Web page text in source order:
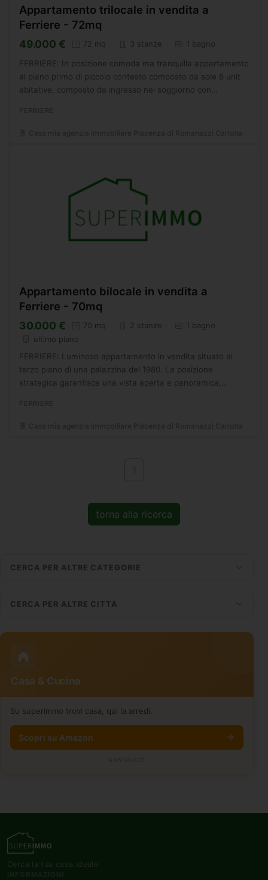
Appartamento trilocale in vendita a
Ferriere - 72mq
49.000 € 72 mq 3 stanze 1 bagno
FERRIERE: In posizione comoda ma tranquilla appartamento
al piano primo di piccolo contesto composto da sole 8 unit
abitative, composto da ingresso nel soggiorno con
Appartamento bilocale in vendita a
Ferriere - 70mq
30.000 € 70 mq 2 stanze
1 bagno
ultimo piano
FERRIERE: Luminoso appartamento in vendita situato al
terzo piano di una palazzina del 1980. La posizione
strategica garantisce una vista aperta e panoramica,
torna alla ricerca
CERCA PER ALTRE CATEGORIE
CERCA PER ALTRE CITTÀ
Casa & Cucina
Su superimmo trovi casa, qui la arredi.
Scopri su Amazon
ANNUNCIO
Cerca la tua casa ideale